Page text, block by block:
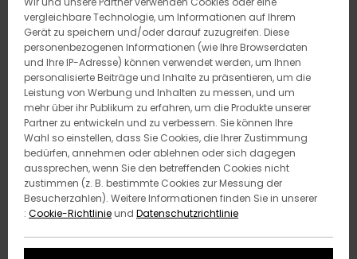
vergleichbare Technologie, um Informationen auf Ihrem
Gerät zu speichern und/oder darauf zuzugreifen. Diese
personenbezogenen Informationen (wie Ihre Browserdaten
und Ihre IP-Adresse) können verwendet werden, um Ihnen
personalisierte Beiträge und Inhalte zu präsentieren, um die
Leistung von Werbung und Inhalten zu messen, und um
mehr über ihr Publikum zu erfahren, um die Produkte unserer
Partner zu entwickeln und zu verbessern. Sie können Ihre
Wahl so einstellen, dass Sie Cookies, die Ihrer Zustimmung
bedürfen, annehmen oder ablehnen oder sich dagegen
aussprechen, wenn Sie den betreffenden Cookies nicht
zustimmen (z. B. bestimmte Cookies zur Messung der
Besucherzahlen). Weitere Informationen finden Sie in unserer
: Cookie-Richtlinieund Datenschutzrichtlinie